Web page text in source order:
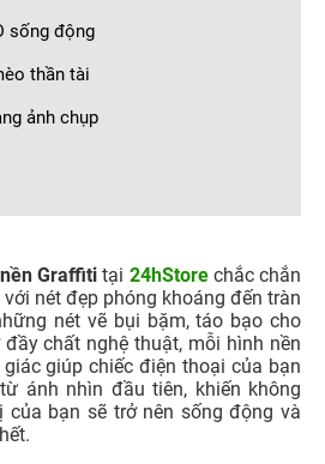
sống động
thần tài
ảnh chụp
Graffiti tại 24hStorechắc chắn
nét đẹp phóng khoáng đến tràn
nét vẽ bụi bặm, táo bạo cho
chất nghệ thuật, mỗi hình nền
giúp chiếc điện thoại của bạn
ánh nhìn đầu tiên, khiến không
bạn sẽ trở nên sống động và